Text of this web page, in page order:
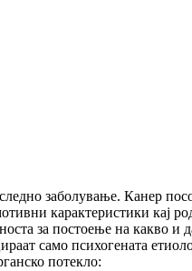
заболување. Канер
карактеристики кај
за постоење на какво и
само психогената
потекло: